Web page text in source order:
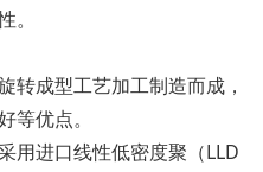
成型工艺加工制造而成，
等优点。
进口线性低密度聚（LLD